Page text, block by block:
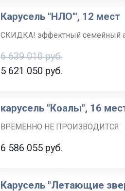
Карусель "НЛО'", 12 мест
СКИДКА! эффектный семейный
6 639 010 руб.
5 621 050 руб.
карусель "Коалы", 16
ВРЕМЕННО НЕ ПРОИЗВОДИТСЯ
6 586 055 руб.
Карусель "Летающие